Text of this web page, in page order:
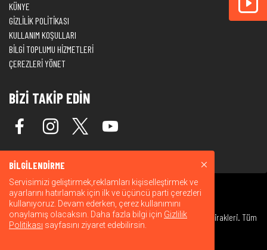
KÜNYE
GİZLİLİK POLİTİKASI
KULLANIM KOŞULLARI
BİLGİ TOPLUMU HİZMETLERİ
ÇEREZLERİ YÖNET
BİZİ TAKİP EDİN
© 2026 Warner Bros. Discovery, Inc. veya bağlı kuruluşları ve iştirakleri. Tüm
hakları saklıdır.
BİLGİLENDİRME
Servisimizi geliştirmek,reklamları kişiselleştirmek ve
ayarlarını hatırlamak için ilk ve üçüncü parti çerezleri
kullanıyoruz. Devam ederken, çerez kullanımını
onaylamış olacaksın. Daha fazla bilgi için Gizlilik
Politikası sayfasını ziyaret edebilirsin.